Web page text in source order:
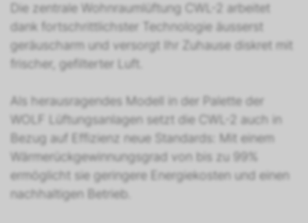
Die zentrale Wohnraumlüftung CWL-2 arbeitet
dank fortschrittlichster Technologie äusserst
geräuscharm und versorgt Ihr Zuhause diskret mit
frischer, gefilterter Luft.
Als herausragendes Modell in der Palette der
WOLF Lüftungsanlagen setzt die CWL-2 auch in
Bezug auf Effizienz neue Standards: Mit einem
Wärmerückgewinnungsgrad von bis zu 99%
ermöglicht sie geringere Energiekosten und einen
nachhaltigen Betrieb.